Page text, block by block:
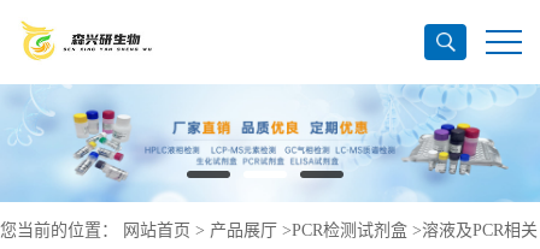
您当前的位置： 网站首页 > 产品展厅 >PCR检测试剂盒 >溶液及PCR相关